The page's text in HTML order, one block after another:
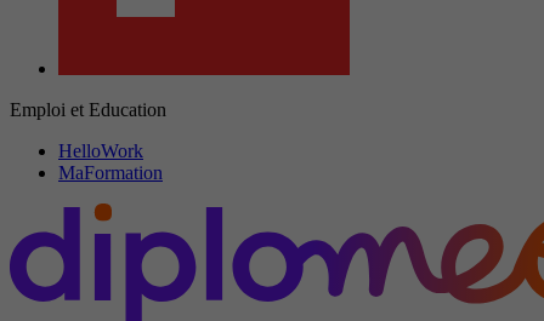
Emploi et Education
HelloWork
MaFormation